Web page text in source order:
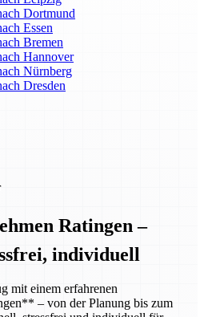
Dortmund
Essen
Bremen
Hannover
Nürnberg
Dresden
Ratingen –
individuell
mit einem erfahrenen
– von der Planung bis zum